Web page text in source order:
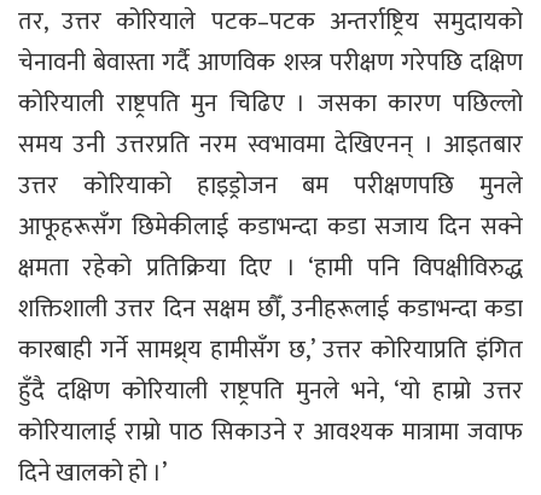
तर, उत्तर कोरियाले पटक–पटक अन्तर्राष्ट्रिय समुदायको
चेनावनी बेवास्ता गर्दै आणविक शस्त्र परीक्षण गरेपछि दक्षिण
कोरियाली राष्ट्रपति मुन चिढिए । जसका कारण पछिल्लो
समय उनी उत्तरप्रति नरम स्वभावमा देखिएनन् । आइतबार
उत्तर कोरियाको हाइड्रोजन बम परीक्षणपछि मुनले
आफूहरूसँग छिमेकीलाई कडाभन्दा कडा सजाय दिन सक्ने
क्षमता रहेको प्रतिक्रिया दिए । ‘हामी पनि विपक्षीविरुद्ध
शक्तिशाली उत्तर दिन सक्षम छौँ, उनीहरूलाई कडाभन्दा कडा
कारबाही गर्ने सामथ्र्य हामीसँग छ,’ उत्तर कोरियाप्रति इंगित
हुँदै दक्षिण कोरियाली राष्ट्रपति मुनले भने, ‘यो हाम्रो उत्तर
कोरियालाई राम्रो पाठ सिकाउने र आवश्यक मात्रामा जवाफ
दिने खालको हो ।’